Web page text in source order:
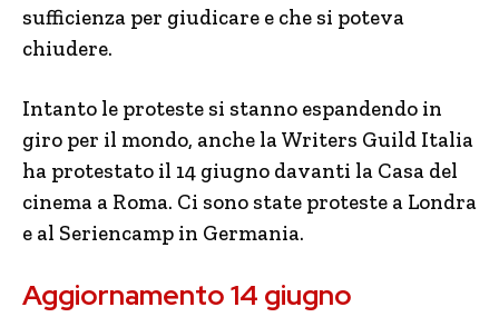
sufficienza per giudicare e che si poteva
chiudere.
Intanto le proteste si stanno espandendo in
giro per il mondo, anche la Writers Guild Italia
ha protestato il 14 giugno davanti la Casa del
cinema a Roma. Ci sono state proteste a Londra
e al Seriencamp in Germania.
Aggiornamento 14 giugno